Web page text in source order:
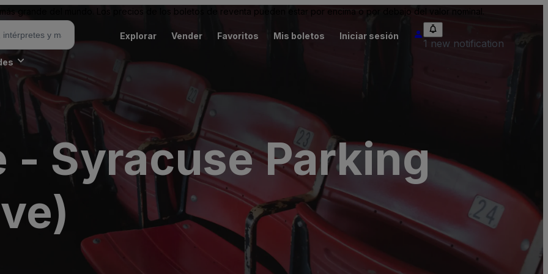
grande del mundo. Los precios de los boletos de reventa pueden estar por encima o por debajo del valor nominal.
Explorar Vender Favoritos Mis boletos Iniciar sesión
1 new notification
- Syracuse Parking